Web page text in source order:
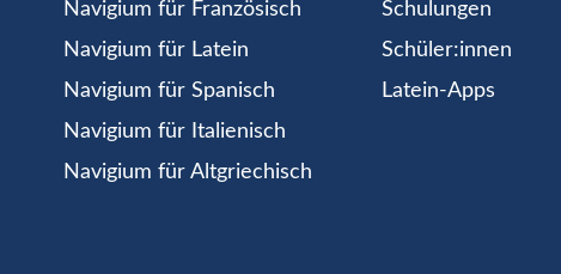
Navigium für Französisch
Navigium für Latein
Navigium für Spanisch
Navigium für Italienisch
Navigium für Altgriechisch
Schulungen
Schüler:innen
Latein-Apps